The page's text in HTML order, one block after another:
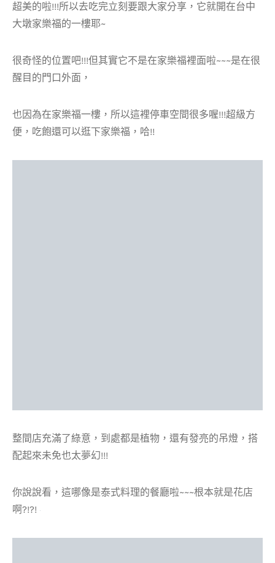
超美的啦!!!所以去吃完立刻要跟大家分享，它就開在台中
大墩家樂福的一樓耶~
很奇怪的位置吧!!!但其實它不是在家樂福裡面啦~~~是在很
醒目的門口外面，
也因為在家樂福一樓，所以這裡停車空間很多喔!!!超級方
便，吃飽還可以逛下家樂福，哈!!
整間店充滿了綠意，到處都是植物，還有發亮的吊燈，搭
配起來未免也太夢幻!!!
你說說看，這哪像是泰式料理的餐廳啦~~~根本就是花店
啊?!?!